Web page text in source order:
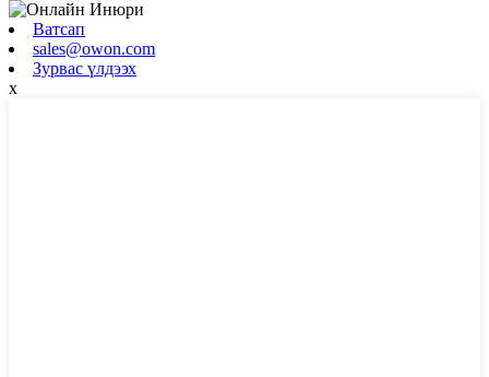
Ватсап
sales@owon.com
Зурвас үлдээх
x